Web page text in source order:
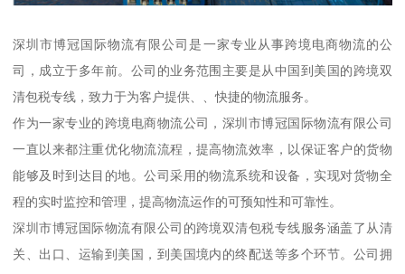
深圳市博冠国际物流有限公司是一家专业从事跨境电商物流的公
司，成立于多年前。公司的业务范围主要是从中国到美国的跨境双
清包税专线，致力于为客户提供、、快捷的物流服务。
作为一家专业的跨境电商物流公司，深圳市博冠国际物流有限公司
一直以来都注重优化物流流程，提高物流效率，以保证客户的货物
能够及时到达目的地。公司采用的物流系统和设备，实现对货物全
程的实时监控和管理，提高物流运作的可预知性和可靠性。
深圳市博冠国际物流有限公司的跨境双清包税专线服务涵盖了从清
关、出口、运输到美国，到美国境内的终配送等多个环节。公司拥